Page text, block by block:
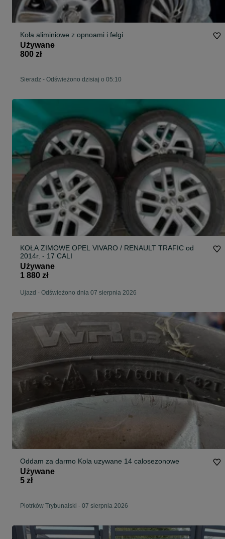
Koła aliminiowe z opnoami i felgi
Używane
800 zł
Sieradz - Odświeżono dzisiaj o 05:10
KOŁA ZIMOWE OPEL VIVARO / RENAULT TRAFIC od
2014r. - 17 CALI
Używane
1 880 zł
Ujazd - Odświeżono dnia 07 sierpnia 2026
Oddam za darmo Kola uzywane 14 calosezonowe
Używane
5 zł
Piotrków Trybunalski - 07 sierpnia 2026